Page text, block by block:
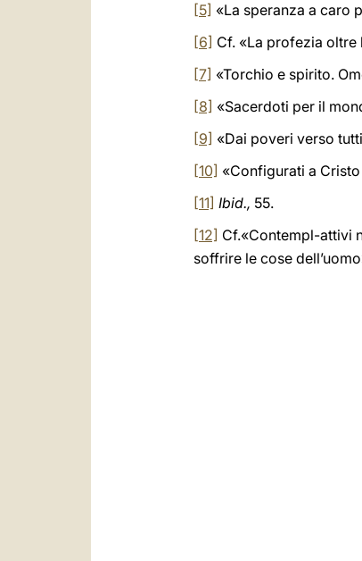
[5] «La speranza a caro
[6] Cf. «La profezia oltre
[7] «Torchio e spirito.
[8] «Sacerdoti per il
[9] «Dai poveri verso
[10] «Configurati a
[11] Ibid., 55.
[12] Cf.«Contempl-attivi
soffrire le cose